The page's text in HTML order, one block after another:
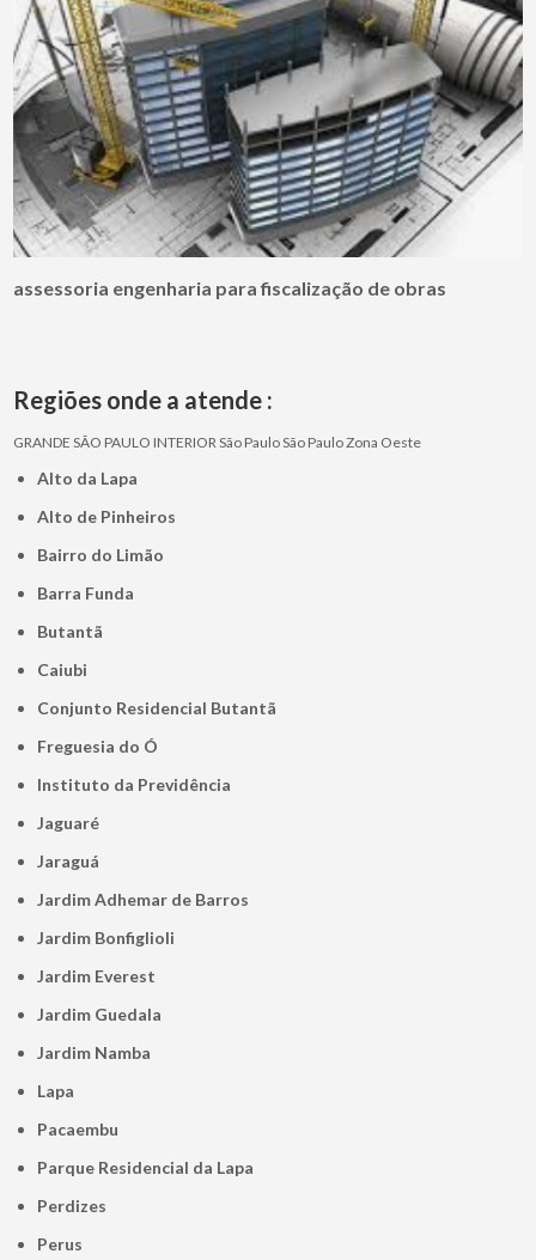
assessoria engenharia para fiscalização de obras
Regiões onde a atende :
GRANDE SÃO PAULO INTERIOR São PauloSão PauloZona Oeste
Alto da Lapa
Alto de Pinheiros
Bairro do Limão
Barra Funda
Butantã
Caiubi
Conjunto Residencial Butantã
Freguesia do Ó
Instituto da Previdência
Jaguaré
Jaraguá
Jardim Adhemar de Barros
Jardim Bonfiglioli
Jardim Everest
Jardim Guedala
Jardim Namba
Lapa
Pacaembu
Parque Residencial da Lapa
Perdizes
Perus